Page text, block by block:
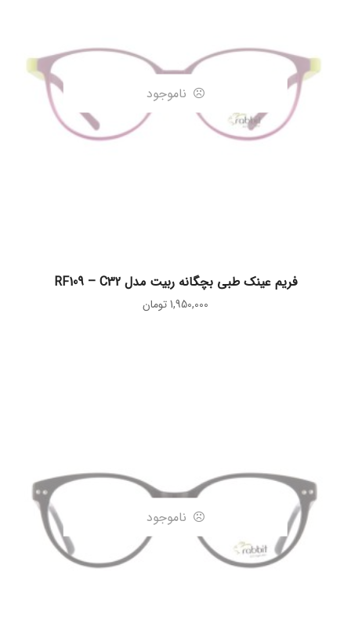
ناموجود
اطلاعات بیشتر
فریم عینک طبی بچگانه ربیت مدل RF109 – C32
1,950,000تومان
ناموجود